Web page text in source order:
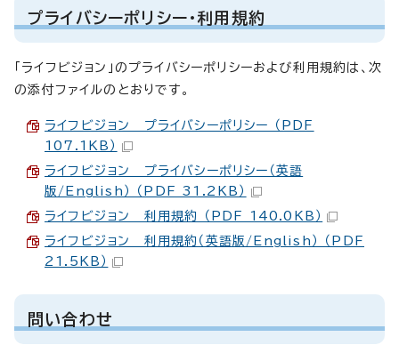
プライバシーポリシー・利用規約
「ライフビジョン」のプライバシーポリシーおよび利用規約は、次
の添付ファイルのとおりです。
ライフビジョン プライバシーポリシー （PDF
107.1KB）
ライフビジョン プライバシーポリシー（英語
版/English） （PDF 31.2KB）
ライフビジョン 利用規約 （PDF 140.0KB）
ライフビジョン 利用規約（英語版/English） （PDF
21.5KB）
問い合わせ